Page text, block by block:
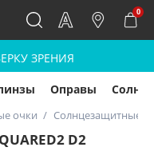
0
ЗРЕНИЯ
Оправы
очки Солнцезащитные
D2